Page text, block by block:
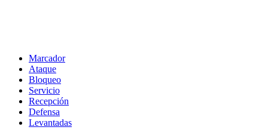
Marcador
Ataque
Bloqueo
Servicio
Recepción
Defensa
Levantadas